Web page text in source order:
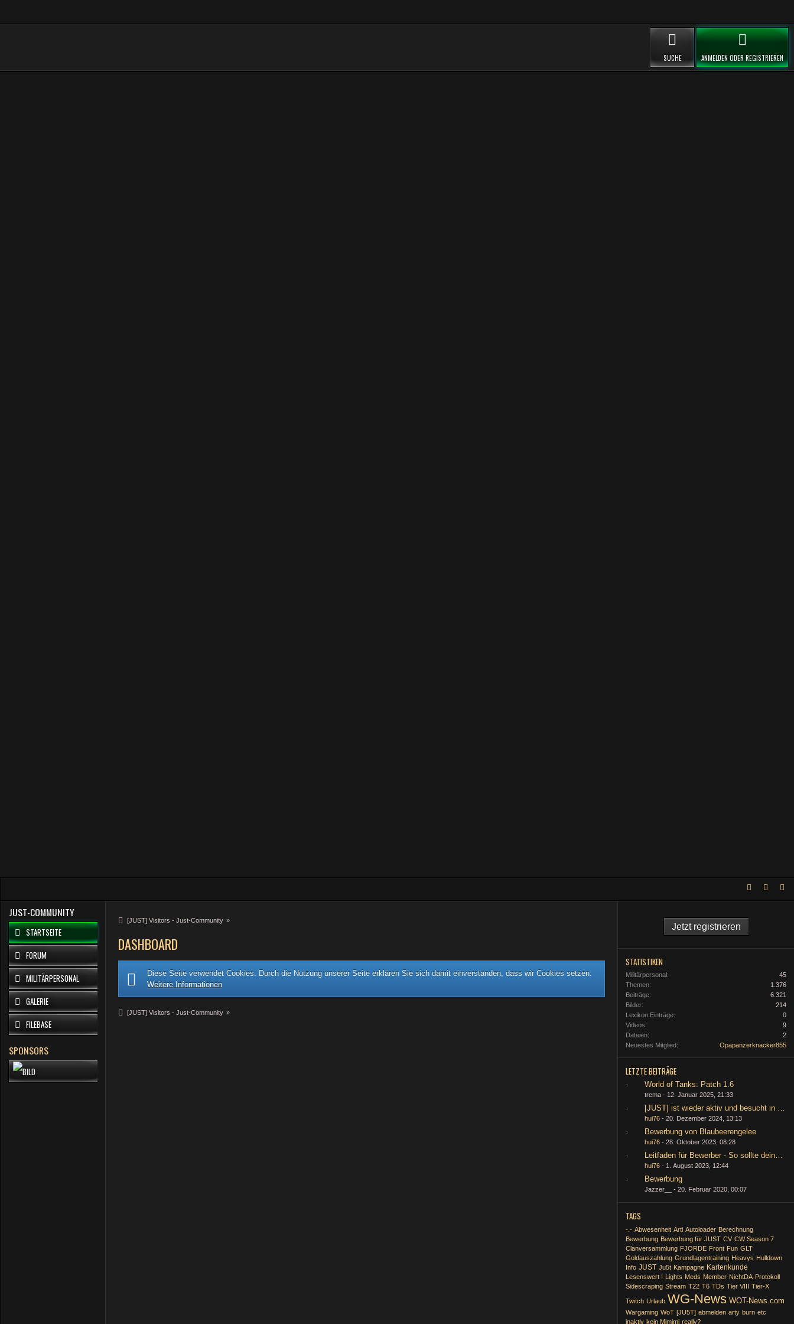
ANMELDEN ODER REGISTRIEREN
SUCHE
JUST-COMMUNITY
STARTSEITE
FORUM
MILITÄRPERSONAL
GALERIE
FILEBASE
SPONSORS
[JUST] Visitors - Just-Community »
DASHBOARD
Diese Seite verwendet Cookies. Durch die Nutzung unserer Seite erklären Sie sich damit einverstanden, dass wir Cookies setzen.
Weitere Informationen
[JUST] Visitors - Just-Community »
Jetzt registrieren
STATISTIKEN
Militärpersonal
45
Themen
1.376
Beiträge
6.321
Bilder
214
Lexikon Einträge
0
Videos
9
Dateien
2
Neuestes Mitglied
Opapanzerknacker855
LETZTE BEITRÄGE
World of Tanks: Patch 1.6
trema - 12. Januar 2025, 21:33
[JUST] ist wieder aktiv und besucht in
hui76 - 20. Dezember 2024, 13:13
Bewerbung von Blaubeerengelee
hui76 - 28. Oktober 2023, 08:28
Leitfaden für Bewerber - So sollte deine
hui76 - 1. August 2023, 12:44
Bewerbung
Jazzer__ - 20. Februar 2020, 00:07
TAGS
-.- Abwesenheit Arti Autoloader Berechnung
Bewerbung Bewerbung für JUST CV CW Season 7
Clanversammlung FJORDE Front Fun GLT
Goldauszahlung Grundlagentraining Heavys Hulldown
Info JUST Ju5t Kampagne Kartenkunde
Lesenswert ! Lights Meds Member NichtDA Protokoll
Sidescraping Stream T22 T6 TDs Tier VIII Tier-X
Twitch Urlaub WG-News WOT-News.com
Wargaming WoT [JU5T] abmelden arty burn etc
inaktiv kein Mimimi really?